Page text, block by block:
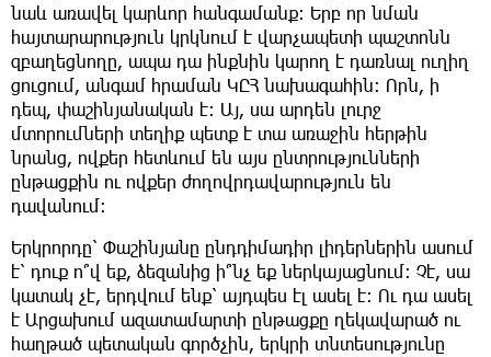
նաև առավել կարևոր հանգամանք: Երբ որ նման
հայտարարություն կրկնում է վարչապետի պաշտոնն
զբաղեցնողը, ապա դա ինքնին կարող է դառնալ ուղիղ
ցուցում, անգամ հրաման ԿԸՀ նախագահին: Որն, ի
դեպ, փաշինյանական է: Այ, սա արդեն լուրջ
մտորումների տեղիք պետք է տա առաջին հերթին
նրանց, ովքեր հետևում են այս ընտրությունների
ընթացքին ու ովքեր ժողովրդավարություն են
դավանում:
Երկրորդը՝ Փաշինյանը ընդդիմադիր լիդերներին ասում
է՝ դուք ո՞վ եք, ձեզանից ի՞նչ եք ներկայացնում: Չէ, սա
կատակ չէ, երդվում ենք՝ այդպես էլ ասել է: Ու դա ասել
է Արցախում ազատամարտի ընթացքը ղեկավարած ու
հաղթած պետական գործչին, երկրի տնտեսությունը